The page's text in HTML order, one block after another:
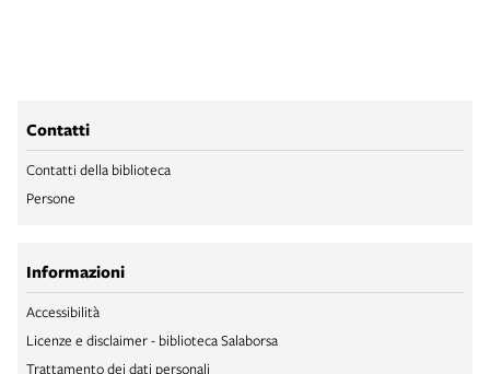
Contatti
Contatti della biblioteca
Persone
Informazioni
Accessibilità
Licenze e disclaimer - biblioteca Salaborsa
Trattamento dei dati personali